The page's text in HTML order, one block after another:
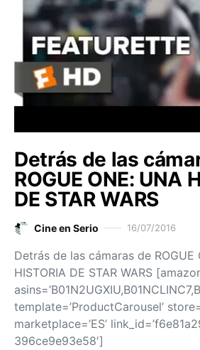
Detrás de las
ROGUE ONE: UNA
DE STAR WARS
Cine en Serio 16/07/2016
Detrás de las cámaras de ROGUE
HISTORIA DE STAR WARS
template=’ProductCarousel’
marketplace=’ES’
396ce9e93e58′]